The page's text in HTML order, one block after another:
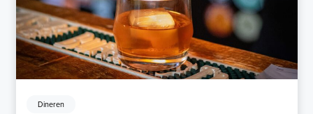
Dineren